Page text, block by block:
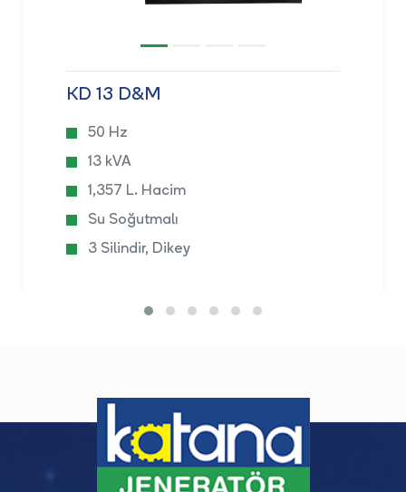
KD 13 D&M
50 Hz
13 kVA
1,357 L. Hacim
Su Soğutmalı
3 Silindir, Dikey